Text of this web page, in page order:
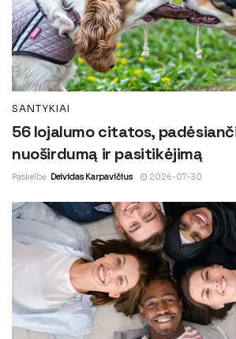
SANTYKIAI
56 lojalumo citatos,
nuoširdumą ir pasitikėjimą
Paskelbė Deividas Karpavičius 2026-07-30